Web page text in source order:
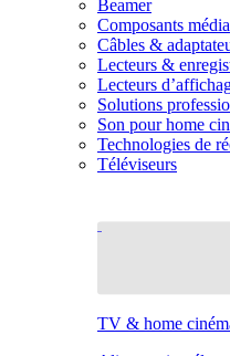
Beamer
Composants média
Câbles &
Lecteurs &
Lecteurs
Solutions
Son pour home
Technologies de
Téléviseurs
TV & home